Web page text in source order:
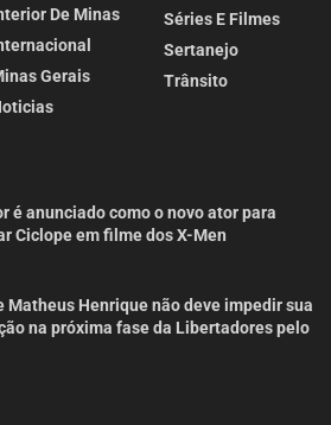
De Minas
Gerais
Séries E Filmes
Sertanejo
Trânsito
é anunciado como o novo ator para
Ciclope em filme dos X-Men
Matheus Henrique não deve impedir sua
na próxima fase da Libertadores pelo